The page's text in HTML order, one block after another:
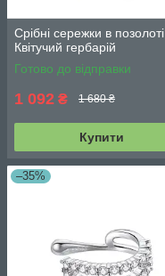
Срібні сережки в позолоті
Квітучий гербарій
Готово до відправки
1 092 ₴ 1 680 ₴
Купити
–35%